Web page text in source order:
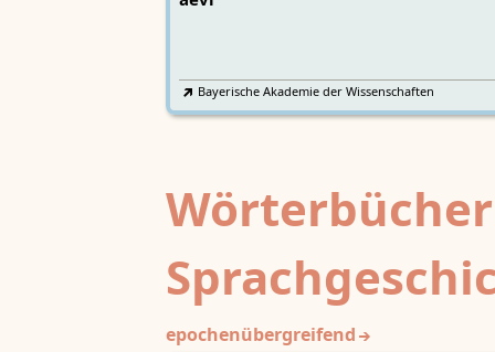
Bayerische Akademie der Wissenschaften
epochenübergreifend